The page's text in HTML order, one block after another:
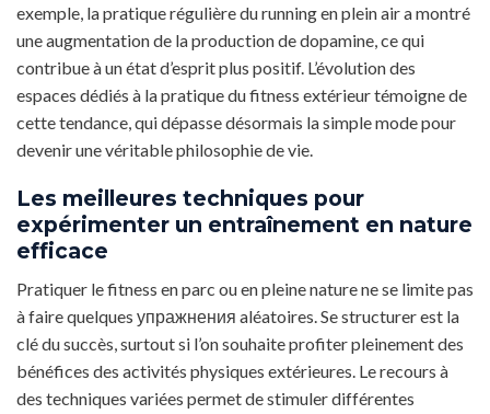
exemple, la pratique régulière du running en plein air a montré
une augmentation de la production de dopamine, ce qui
contribue à un état d’esprit plus positif. L’évolution des
espaces dédiés à la pratique du fitness extérieur témoigne de
cette tendance, qui dépasse désormais la simple mode pour
devenir une véritable philosophie de vie.
Les meilleures techniques pour
expérimenter un entraînement en nature
efficace
Pratiquer le fitness en parc ou en pleine nature ne se limite pas
à faire quelques упражнения aléatoires. Se structurer est la
clé du succès, surtout si l’on souhaite profiter pleinement des
bénéfices des activités physiques extérieures. Le recours à
des techniques variées permet de stimuler différentes